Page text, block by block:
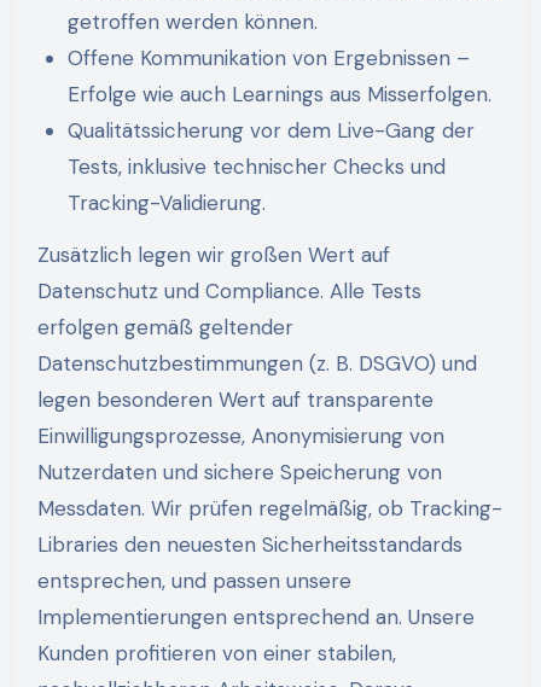
getroffen werden können.
Offene Kommunikation von Ergebnissen –
Erfolge wie auch Learnings aus Misserfolgen.
Qualitätssicherung vor dem Live-Gang der
Tests, inklusive technischer Checks und
Tracking-Validierung.
Zusätzlich legen wir großen Wert auf
Datenschutz und Compliance. Alle Tests
erfolgen gemäß geltender
Datenschutzbestimmungen (z. B. DSGVO) und
legen besonderen Wert auf transparente
Einwilligungsprozesse, Anonymisierung von
Nutzerdaten und sichere Speicherung von
Messdaten. Wir prüfen regelmäßig, ob Tracking-
Libraries den neuesten Sicherheitsstandards
entsprechen, und passen unsere
Implementierungen entsprechend an. Unsere
Kunden profitieren von einer stabilen,